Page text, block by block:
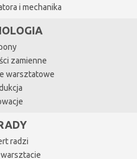
i mechanika
zamienne
warsztatowe
radzi